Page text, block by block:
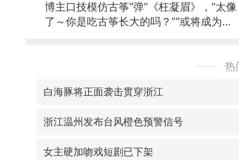
博主口技模仿古筝“弹”《枉凝眉》，“太像
了～你是吃古筝长大的吗？”“或将成为首
热
白海豚将正面袭击贯穿浙江
浙江温州发布台风橙色预警信号
女主硬加吻戏短剧已下架